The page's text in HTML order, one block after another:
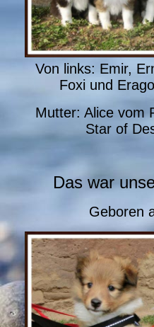
Von links: Emir,
Foxi und
Mutter: Alice vom
Star of
Das war
Geboren